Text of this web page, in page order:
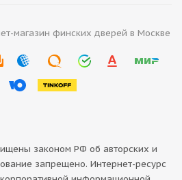
магазин финских дверей в Москве
законом РФ об авторских и
запрещено. Интернет-ресурс